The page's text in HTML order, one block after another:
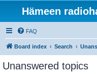
Hämeen
FAQ
Board index Search
Unanswered topics